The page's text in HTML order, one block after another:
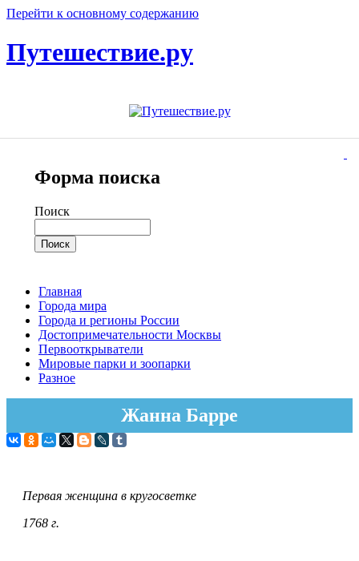
Перейти к основному содержанию
Путешествие.ру
Форма поиска
Поиск
Главная
Города мира
Города и регионы России
Достопримечательности Москвы
Первооткрыватели
Мировые парки и зоопарки
Разное
Жанна Барре
Первая женщина в кругосветке
1768 г.